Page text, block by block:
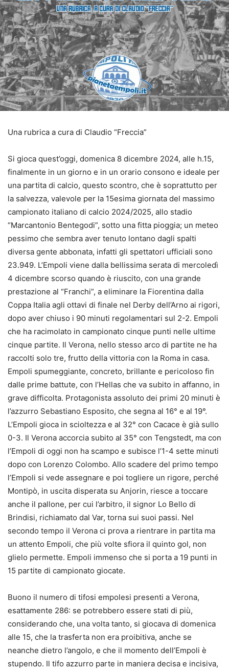
Una rubrica a cura di Claudio “Freccia”
Si gioca quest’oggi, domenica 8 dicembre 2024, alle h.15,
finalmente in un giorno e in un orario consono e ideale per
una partita di calcio, questo scontro, che è soprattutto per
la salvezza, valevole per la 15esima giornata del massimo
campionato italiano di calcio 2024/2025, allo stadio
“Marcantonio Bentegodi”, sotto una fitta pioggia; un meteo
pessimo che sembra aver tenuto lontano dagli spalti
diversa gente abbonata, infatti gli spettatori ufficiali sono
23.949. L’Empoli viene dalla bellissima serata di mercoledì
4 dicembre scorso quando è riuscito, con una grande
prestazione al “Franchi”, a eliminare la Fiorentina dalla
Coppa Italia agli ottavi di finale nel Derby dell’Arno ai rigori,
dopo aver chiuso i 90 minuti regolamentari sul 2-2. Empoli
che ha racimolato in campionato cinque punti nelle ultime
cinque partite. Il Verona, nello stesso arco di partite ne ha
raccolti solo tre, frutto della vittoria con la Roma in casa.
Empoli spumeggiante, concreto, brillante e pericoloso fin
dalle prime battute, con l’Hellas che va subito in affanno, in
grave difficolta. Protagonista assoluto dei primi 20 minuti è
l’azzurro Sebastiano Esposito, che segna al 16° e al 19°.
L’Empoli gioca in scioltezza e al 32° con Cacace è già sullo
0-3. Il Verona accorcia subito al 35° con Tengstedt, ma con
l’Empoli di oggi non ha scampo e subisce l’1-4 sette minuti
dopo con Lorenzo Colombo. Allo scadere del primo tempo
l’Empoli si vede assegnare e poi togliere un rigore, perché
Montipò, in uscita disperata su Anjorin, riesce a toccare
anche il pallone, per cui l’arbitro, il signor Lo Bello di
Brindisi, richiamato dal Var, torna sui suoi passi. Nel
secondo tempo il Verona ci prova a rientrare in partita ma
un attento Empoli, che più volte sfiora il quinto gol, non
glielo permette. Empoli immenso che si porta a 19 punti in
15 partite di campionato giocate.
Buono il numero di tifosi empolesi presenti a Verona,
esattamente 286: se potrebbero essere stati di più,
considerando che, una volta tanto, si giocava di domenica
alle 15, che la trasferta non era proibitiva, anche se
neanche dietro l’angolo, e che il momento dell’Empoli è
stupendo. Il tifo azzurro parte in maniera decisa e incisiva,